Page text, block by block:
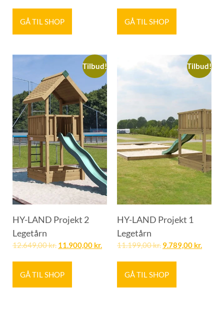
GÅ TIL SHOP GÅ TIL SHOP
Tilbud!
HY-LAND Projekt 2
Legetårn
12.649,00kr. 11.900,00 kr.
GÅ TIL SHOP
Tilbud!
HY-LAND Projekt 1
Legetårn
11.199,00kr. 9.789,00 kr.
GÅ TIL SHOP